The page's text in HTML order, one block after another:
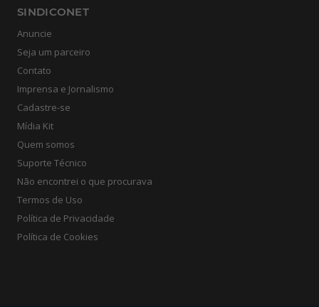
SINDICONET
Anuncie
Seja um parceiro
Contato
Imprensa e Jornalismo
Cadastre-se
Mídia Kit
Quem somos
Suporte Técnico
Não encontrei o que procurava
Termos de Uso
Política de Privacidade
Política de Cookies